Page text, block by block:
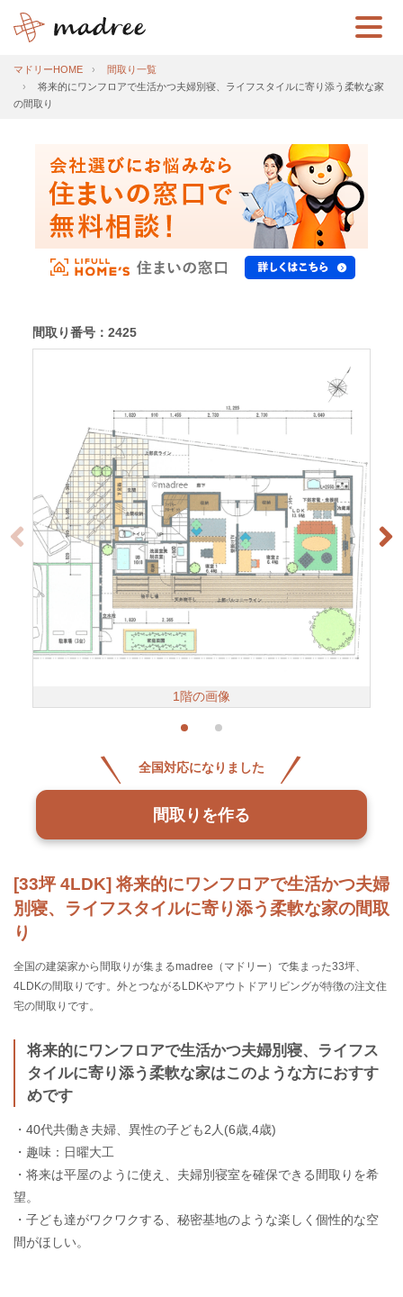
マドリーHOME
間取り一覧
将来的にワンフロアで生活かつ夫婦別寝、ライフスタイルに寄り添う柔軟な家
の間取り
[33坪 4LDK] 将来的にワンフロアで生活かつ夫婦
別寝、ライフスタイルに寄り添う柔軟な家の間取
り
全国の建築家から間取りが集まるmadree（マドリー）で集まった33坪、
4LDKの間取りです。外とつながるLDKやアウトドアリビングが特徴の注文住
宅の間取りです。
将来的にワンフロアで生活かつ夫婦別寝、ライフス
タイルに寄り添う柔軟な家はこのような方におすす
めです
・40代共働き夫婦、異性の子ども2人(6歳,4歳)
・趣味：日曜大工
・将来は平屋のように使え、夫婦別寝室を確保できる間取りを希
望。
・子ども達がワクワクする、秘密基地のような楽しく個性的な空
間がほしい。
間取り番号：2425
1階の画像
全国対応になりました
間取りを作る